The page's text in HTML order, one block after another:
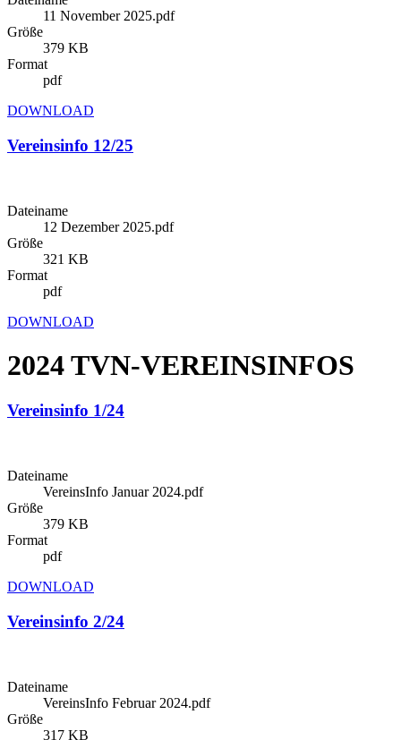
11 November 2025.pdf
Größe
379 KB
Format
pdf
DOWNLOAD
Vereinsinfo 12/25
Dateiname
12 Dezember 2025.pdf
Größe
321 KB
Format
pdf
DOWNLOAD
2024 TVN-VEREINSINFOS
Vereinsinfo 1/24
Dateiname
VereinsInfo Januar 2024.pdf
Größe
379 KB
Format
pdf
DOWNLOAD
Vereinsinfo 2/24
Dateiname
VereinsInfo Februar 2024.pdf
Größe
317 KB